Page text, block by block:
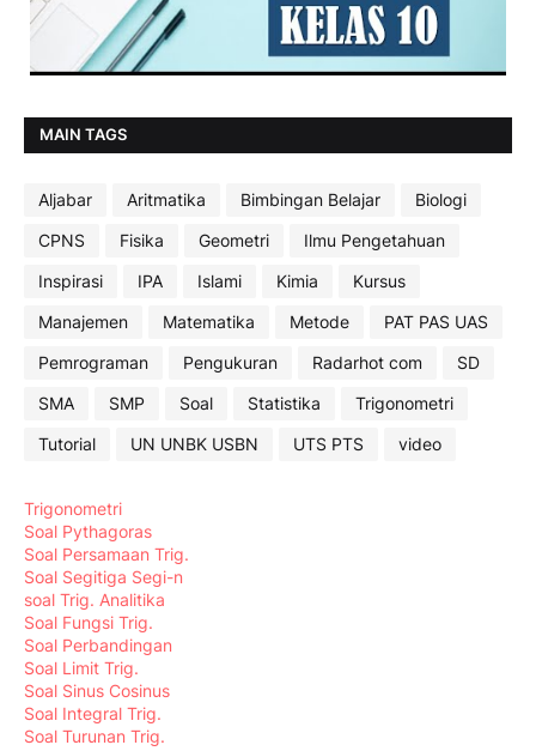
MAIN TAGS
Aljabar Aritmatika Bimbingan Belajar
Biologi
CPNS
Fisika Geometri
Ilmu Pengetahuan
Inspirasi
IPA Islami Kimia
Kursus
Manajemen
Matematika Metode
PAT PAS UAS
Pemrograman
Pengukuran Radarhot com
SD
SMA
SMP Soal Statistika
Trigonometri
Tutorial
UN UNBK USBN UTS PTS video
Trigonometri
Soal Pythagoras
Soal Persamaan Trig.
Soal Segitiga Segi-n
soal Trig. Analitika
Soal Fungsi Trig.
Soal Perbandingan
Soal Limit Trig.
Soal Sinus Cosinus
Soal Integral Trig.
Soal Turunan Trig.